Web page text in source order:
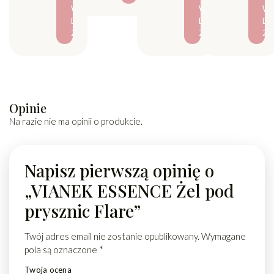
W
D
Ź
W
D
Ź
W
D
Ź
Opinie
Na razie nie ma opinii o produkcie.
Napisz pierwszą opinię o
„VIANEK ESSENCE Żel pod
prysznic Flare”
Twój adres email nie zostanie opublikowany. Wymagane
pola są oznaczone *
Twoja ocena